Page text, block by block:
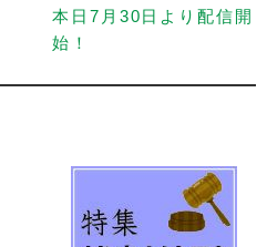
本日7月30日より配信開
始！